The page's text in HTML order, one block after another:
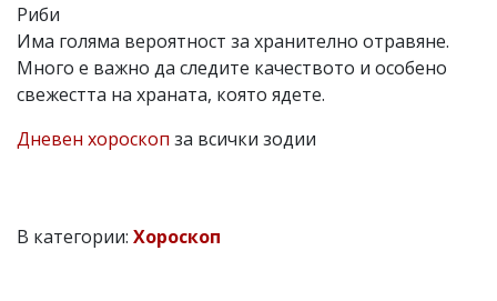
Риби
Има голяма вероятност за хранително отравяне.
Много е важно да следите качеството и особено
свежестта на храната, която ядете.
Дневен хороскоп за всички зодии
В категории: Хороскоп